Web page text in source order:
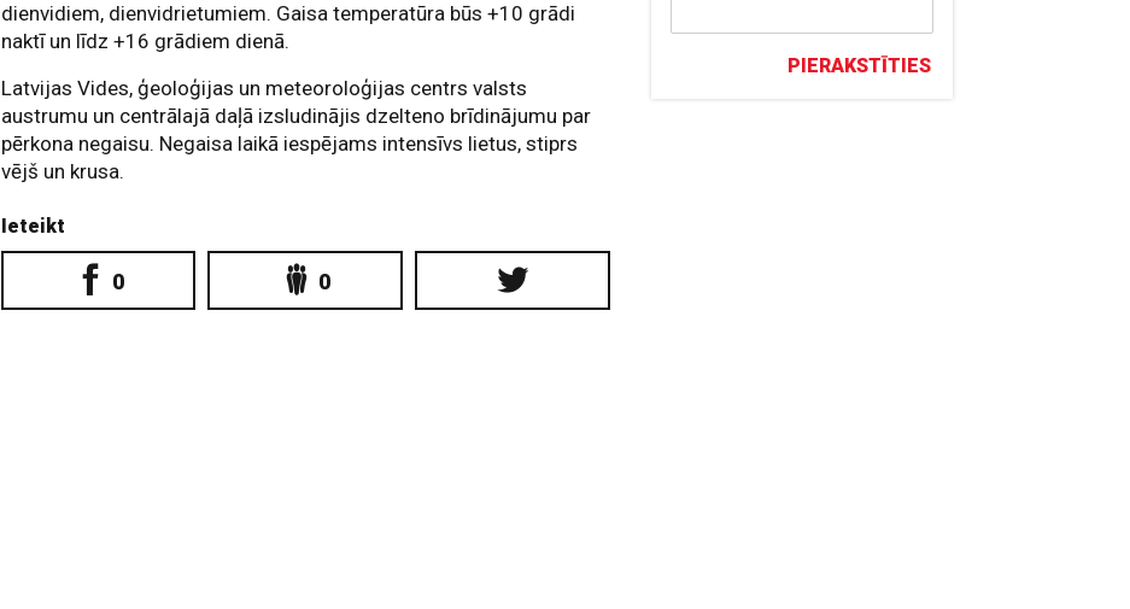
dienvidiem, dienvidrietumiem. Gaisa temperatūra būs +10 grādi
naktī un līdz +16 grādiem dienā.
Latvijas Vides, ģeoloģijas un meteoroloģijas centrs valsts
austrumu un centrālajā daļā izsludinājis dzelteno brīdinājumu par
pērkona negaisu. Negaisa laikā iespējams intensīvs lietus, stiprs
vējš un krusa.
Ieteikt
0 0
PIERAKSTĪTIES